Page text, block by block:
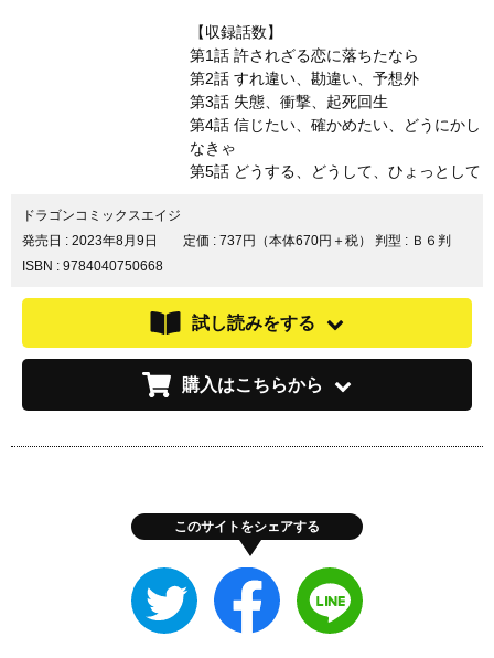
【収録話数】
第1話 許されざる恋に落ちたなら
第2話 すれ違い、勘違い、予想外
第3話 失態、衝撃、起死回生
第4話 信じたい、確かめたい、どうにかし
なきゃ
第5話 どうする、どうして、ひょっとして
ドラゴンコミックスエイジ
発売日 : 2023年8月9日 定価 : 737円（本体670円＋税） 判型 : Ｂ６判
ISBN : 9784040750668
試し読みをする
購入はこちらから
このサイトをシェアする
Twitter
で
Facebook
で
で